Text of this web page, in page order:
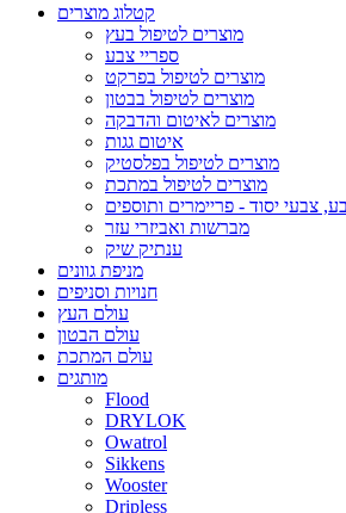
קטלוג מוצרים
מוצרים לטיפול בעץ
ספריי צבע
מוצרים לטיפול בפרקט
מוצרים לטיפול בבטון
מוצרים לאיטום והדבקה
איטום גגות
מוצרים לטיפול בפלסטיק
מוצרים לטיפול במתכת
צבעי יסוד - פריימרים ותוספים
מברשות ואביזרי עזר
ענתיק שיק
מניפת גוונים
חנויות וסניפים
עולם העץ
עולם הבטון
עולם המתכת
מותגים
Flood
DRYLOK
Owatrol
Sikkens
Wooster
Dripless